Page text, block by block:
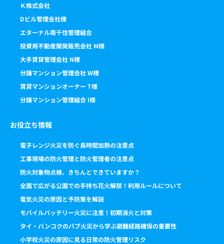
Ｋ株式会社
Dビル管理会社様
エターナル南千住管理組合
投資用不動産開発販売会社 M様
大手賃貸管理会社 N様
分譲マンション管理会社 W様
賃貸マンションオーナー T様
分譲マンション管理組合 I様
お役立ち情報
電子レンジ火災を防ぐ長時間加熱の注意点
工事現場の防火管理と防火管理者の注意点
防火対象物点検、きちんとできていますか？
全国で広がる公園での手持ち花火解禁！利用ルールについて
電気火災の原因と予防策を解説
モバイルバッテリー火災に注意！初期消火と対策
タイ・バンコクのパブ火災から学ぶ避難経路確保の重要性
小学校火災の原因に見る日常の防火管理リスク